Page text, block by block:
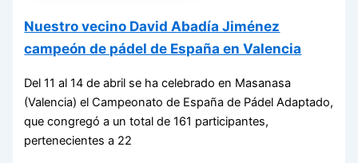
Nuestro vecino David Abadía Jiménez
campeón de pádel de España en Valencia
Del 11 al 14 de abril se ha celebrado en Masanasa
(Valencia) el Campeonato de España de Pádel Adaptado,
que congregó a un total de 161 participantes,
pertenecientes a 22